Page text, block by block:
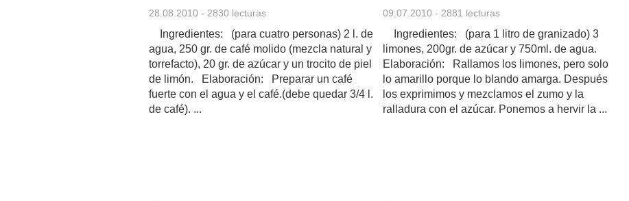
28.08.2010 - 2830 lecturas
Ingredientes: (para cuatro personas) 2 l. de
agua, 250 gr. de café molido (mezcla natural y
torrefacto), 20 gr. de azúcar y un trocito de piel
de limón. Elaboración: Preparar un café
fuerte con el agua y el café.(debe quedar 3/4 l.
de café). ...
09.07.2010 - 2881 lecturas
Ingredientes: (para 1 litro de granizado) 3
limones, 200gr. de azúcar y 750ml. de agua.
Elaboración: Rallamos los limones, pero solo
lo amarillo porque lo blando amarga. Después
los exprimimos y mezclamos el zumo y la
ralladura con el azúcar. Ponemos a hervir la ...